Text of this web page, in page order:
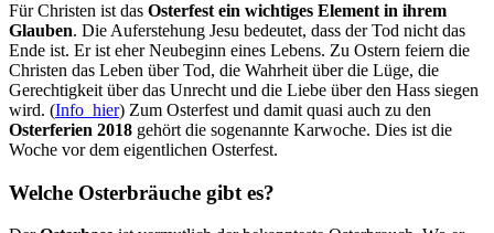
Für Christen ist das Osterfest ein wichtiges Element in ihrem
Glauben. Die Auferstehung Jesu bedeutet, dass der Tod nicht das
Ende ist. Er ist eher Neubeginn eines Lebens. Zu Ostern feiern die
Christen das Leben über Tod, die Wahrheit über die Lüge, die
Gerechtigkeit über das Unrecht und die Liebe über den Hass siegen
wird. (Info hier) Zum Osterfest und damit quasi auch zu den
Osterferien 2018 gehört die sogenannte Karwoche. Dies ist die
Woche vor dem eigentlichen Osterfest.
Welche Osterbräuche gibt es?